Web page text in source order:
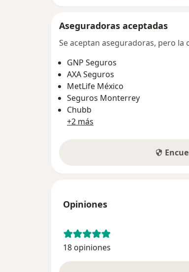
Aseguradoras aceptadas
Se aceptan aseguradoras, pero
GNP Seguros
AXA Seguros
MetLife México
Seguros Monterrey
Chubb
+2 más
Opiniones
18 opiniones